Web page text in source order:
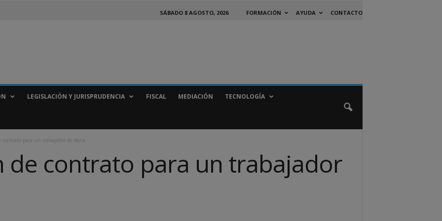
SÁBADO 8 AGOSTO, 2026 FORMACIÓN AYUDA CONTACTO
LEGISLACIÓN Y JURISPRUDENCIA FISCAL MEDIACIÓN TECNOLOGÍA
contrato para un trabajador de Aena
de contrato para un trabajador